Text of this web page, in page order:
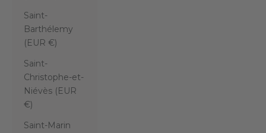
Saint-
Barthélemy
(EUR €)
Saint-
Christophe-et-
Niévès (EUR
€)
Saint-Marin